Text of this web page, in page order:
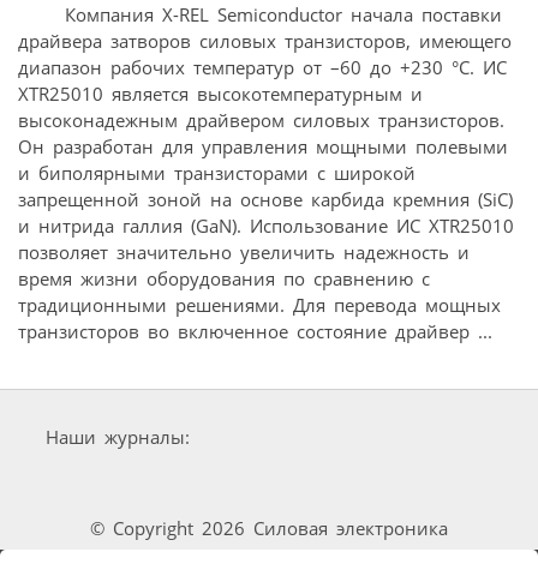
Компания X-REL Semiconductor начала поставки
драйвера затворов силовых транзисторов, имеющего
диапазон рабочих температур от –60 до +230 °C. ИС
XTR25010 является высокотемпературным и
высоконадежным драйвером силовых транзисторов.
Он разработан для управления мощными полевыми
и биполярными транзисторами с широкой
запрещенной зоной на основе карбида кремния (SiC)
и нитрида галлия (GaN). Использование ИС XTR25010
позволяет значительно увеличить надежность и
время жизни оборудования по сравнению с
традиционными решениями. Для перевода мощных
транзисторов во включенное состояние драйвер ...
Наши журналы:
© Copyright 2026 Силовая электроника